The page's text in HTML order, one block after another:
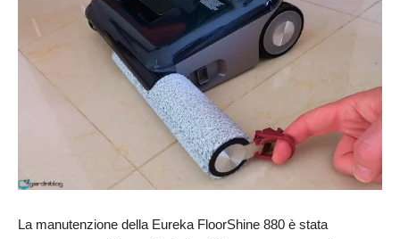
La manutenzione della Eureka FloorShine 880 è stata